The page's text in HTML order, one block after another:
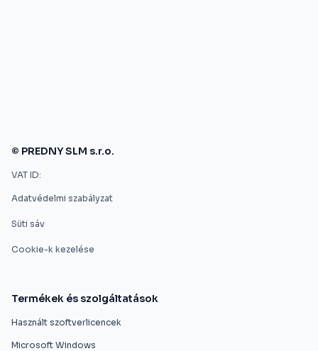
© PREDNY SLM s.r.o.
VAT ID:
Adatvédelmi szabályzat
Süti sáv
Cookie-k kezelése
Termékek és szolgáltatások
Használt szoftverlicencek
Microsoft Windows